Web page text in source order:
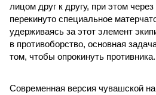
лицом друг к другу, при этом
перекинуто специальное
удерживаясь за этот элемент
в противоборство, основная
том, чтобы опрокинуть противника.
Современная версия чувашской